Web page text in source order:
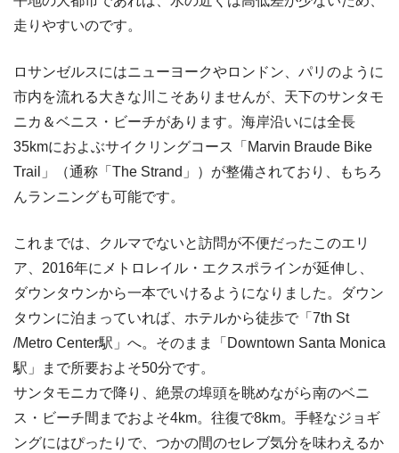
走りやすいのです。
ロサンゼルスにはニューヨークやロンドン、パリのように
市内を流れる大きな川こそありませんが、天下のサンタモ
ニカ＆ベニス・ビーチがあります。海岸沿いには全長
35kmにおよぶサイクリングコース「Marvin Braude Bike
Trail」（通称「The Strand」）が整備されており、もちろ
んランニングも可能です。
これまでは、クルマでないと訪問が不便だったこのエリ
ア、2016年にメトロレイル・エクスポラインが延伸し、
ダウンタウンから一本でいけるようになりました。ダウン
タウンに泊まっていれば、ホテルから徒歩で「7th St
/Metro Center駅」へ。そのまま「Downtown Santa Monica
駅」まで所要およそ50分です。
サンタモニカで降り、絶景の埠頭を眺めながら南のベニ
ス・ビーチ間までおよそ4km。往復で8km。手軽なジョギ
ングにはぴったりで、つかの間のセレブ気分を味わえるか